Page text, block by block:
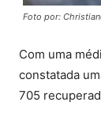
Foto por:
Com uma
constatada
705